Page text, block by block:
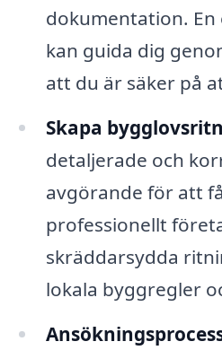
dokumentation.
kan guida dig
att du är säker på
Skapa
detaljerade och
avgörande för att
professionellt
skräddarsydda
lokala byggregler